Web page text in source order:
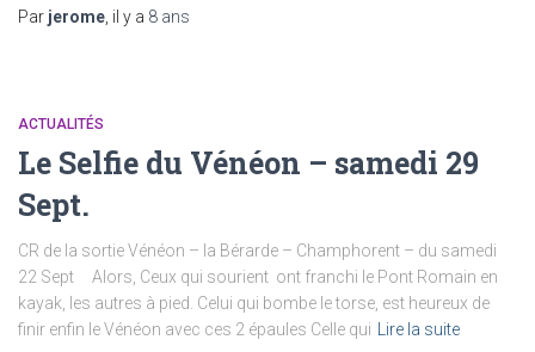
Par jerome , il y a 8 ans
ACTUALITÉS
Le Selfie du Vénéon – samedi 29
Sept.
CR de la sortie Vénéon – la Bérarde – Champhorent – du samedi
22 Sept Alors, Ceux qui sourient ont franchi le Pont Romain en
kayak, les autres à pied. Celui qui bombe le torse, est heureux de
finir enfin le Vénéon avec ces 2 épaules Celle qui
Lire la suite